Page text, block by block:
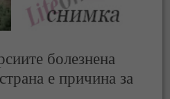
болезнена
е причина за